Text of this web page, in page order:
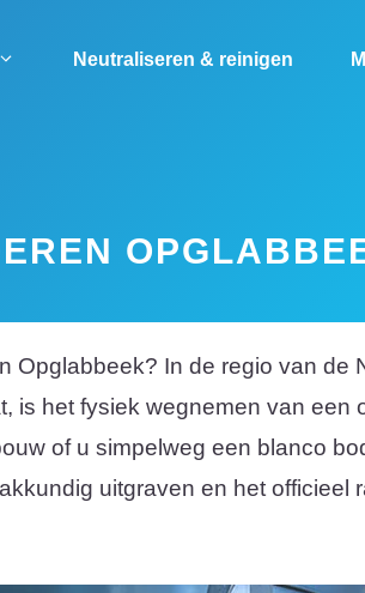
Neutraliseren & reinigen
Opglabbeek? In de regio van de
is het fysiek wegnemen van een
of u simpelweg een blanco
uitgraven en het officieel